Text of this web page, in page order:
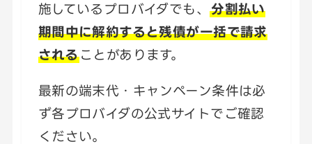
施しているプロバイダでも、分割払い
期間中に解約すると残債が一括で請求
される ことがあります。
最新の端末代・キャンペーン条件は必
ず各プロバイダの公式サイトでご確認
ください。